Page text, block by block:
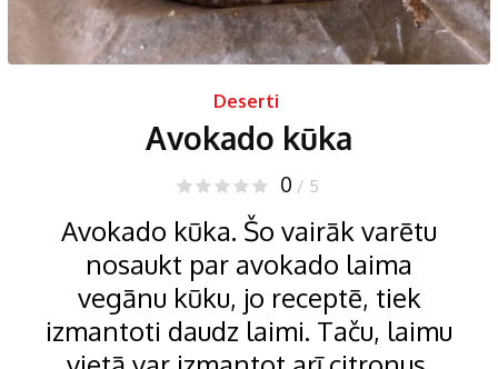
Deserti
Avokado kūka
0 / 5
Avokado kūka. Šo vairāk varētu
nosaukt par avokado laima
vegānu kūku, jo receptē, tiek
izmantoti daudz laimi. Taču, laimu